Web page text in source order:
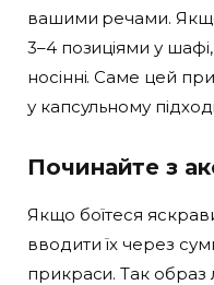
вашими речами. Якщо
3–4 позиціями у
носінні. Саме цей
у капсульному
Починайте з
Якщо боїтеся
вводити їх через
прикраси. Так образ